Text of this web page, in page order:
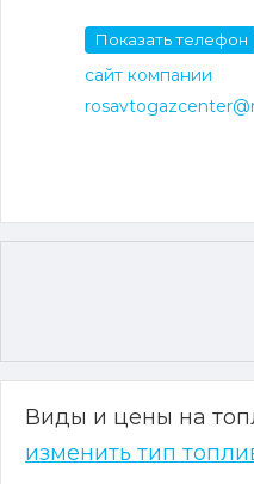
Показать телефон
сайт компании
Виды и цены на
изменить тип